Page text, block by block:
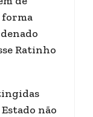
forma
Ratinho
não